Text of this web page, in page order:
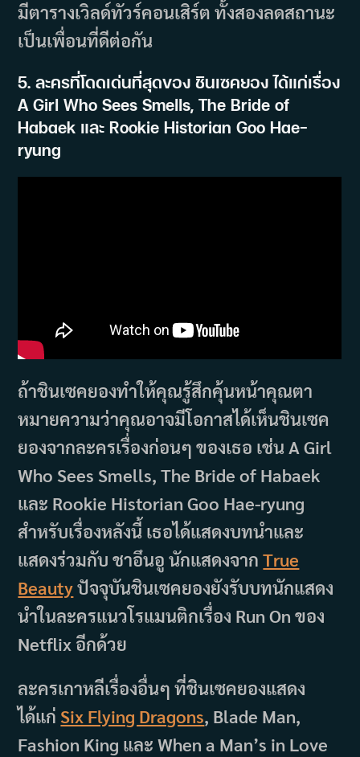
มีตารางเวิลด์ทัวร์คอนเสิร์ต ทั้งสองลดสถานะ
เป็นเพื่อนที่ดีต่อกัน
5. ละครที่โดดเด่นที่สุดของ ชินเซคยอง ได้แก่เรื่อง
A Girl Who Sees Smells, The Bride of
Habaek และ Rookie Historian Goo Hae-
ryung
ถ้าชินเซคยองทำให้คุณรู้สึกคุ้นหน้าคุณตา
หมายความว่าคุณอาจมีโอกาสได้เห็นชินเซค
ยองจากละครเรื่องก่อนๆ ของเธอ เช่น A Girl
Who Sees Smells, The Bride of Habaek
และ Rookie Historian Goo Hae-ryung
สำหรับเรื่องหลังนี้ เธอได้แสดงบทนำและ
แสดงร่วมกับ ชาอึนอู นักแสดงจากTrue
Beautyปัจจุบันชินเซคยองยังรับบทนักแสดง
นำในละครแนวโรแมนติกเรื่อง Run On ของ
Netflix อีกด้วย
ละครเกาหลีเรื่องอื่นๆ ที่ชินเซคยองแสดง
ได้แก่ Six Flying Dragons, Blade Man,
Fashion King และ When a Man’s in Love